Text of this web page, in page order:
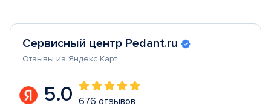
Сервисный центр Pedant.ru
Отзывы из Яндекс Карт
5.0 676 отзывов